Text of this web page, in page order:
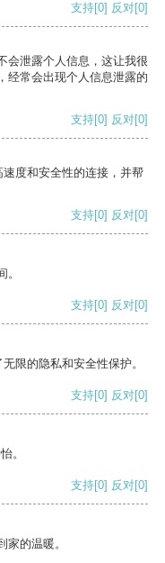
支持[0] 反对[0]
会泄露个人信息，这让我很
经常会出现个人信息泄露的
支持[0] 反对[0]
度和安全性的连接，并帮
支持[0] 反对[0]
支持[0] 反对[0]
限的隐私和安全性保护。
支持[0] 反对[0]
。
支持[0] 反对[0]
的温暖。